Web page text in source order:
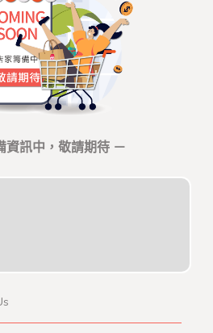
資訊中，敬請期待 －